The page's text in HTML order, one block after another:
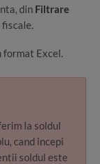
din Filtrare
Excel.
la soldul
cand incepi
soldul este